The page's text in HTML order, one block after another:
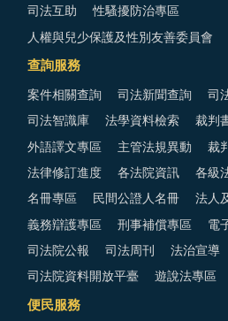
司法互助 性騷擾防治專區
人權與兒少保護及性別友善委員會
查詢服務
案件相關查詢 司法新聞查詢 司
司法智識庫 法學資料檢索 裁判
外語譯文專區 主管法規異動 裁
法律修訂進度 各法院資訊 各級
名冊專區 民間公證人名冊 法人
義務辯護專區 刑事補償專區 電
司法院公報 司法周刊 法治宣導
司法院資料開放平臺 遊說法專區
便民服務